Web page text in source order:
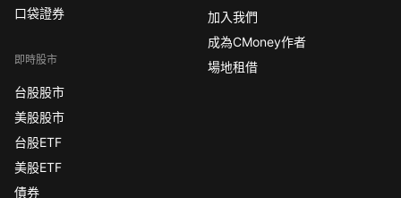
口袋證券
即時股市
台股股市
美股股市
台股ETF
美股ETF
債券
加入我們
成為CMoney作者
場地租借